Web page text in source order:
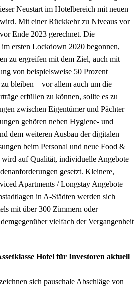
Neustart im Hotelbereich mit neuen
Mit einer Rückkehr zu Niveaus vor
Ende 2023 gerechnet. Die
ersten Lockdown 2020 begonnen,
zu ergreifen mit dem Ziel, auch mit
von beispielsweise 50 Prozent
bleiben – vor allem auch um die
erfüllen zu können, sollte es zu
zwischen Eigentümer und Pächter
gehören neben Hygiene- und
dem weiteren Ausbau der digitalen
beim Personal und neue Food &
auf Qualität, individuelle Angebote
gesetzt. Kleinere,
Apartments / Longstay Angebote
in A-Städten werden sich
mit über 300 Zimmern oder
vielfach der Vergangenheit
Hotel für Investoren aktuell
sich pauschale Abschläge von